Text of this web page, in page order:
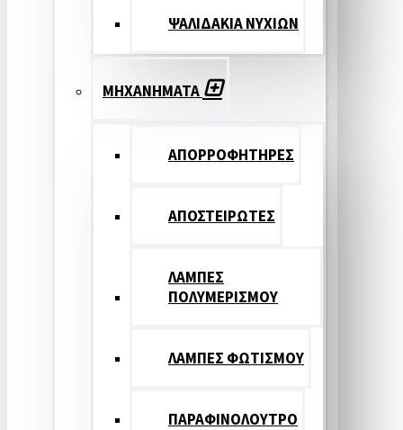
ΨΑΛΙΔΑΚΙΑ ΝΥΧΙΩΝ
ΜΗΧΑΝΗΜΑΤΑ
ΑΠΟΡΡΟΦΗΤΗΡΕΣ
ΑΠΟΣΤΕΙΡΩΤΕΣ
ΛΑΜΠΕΣ
ΠΟΛΥΜΕΡΙΣΜΟΥ
ΛΑΜΠΕΣ ΦΩΤΙΣΜΟΥ
ΠΑΡΑΦΙΝΟΛΟΥΤΡΟ